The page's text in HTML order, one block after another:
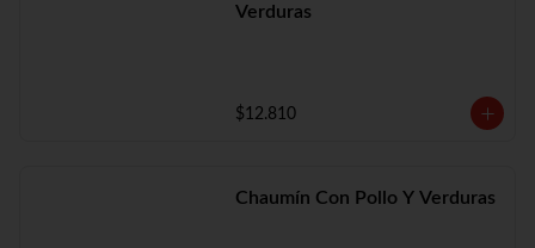
Verduras
$12.810
Chaumín Con Pollo Y Verduras